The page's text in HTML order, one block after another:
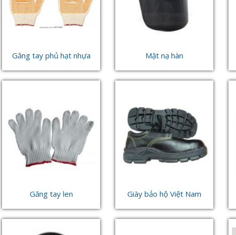
Găng tay phủ hạt nhựa Mặt nạ hàn
Găng tay len Giày bảo hộ Việt Nam